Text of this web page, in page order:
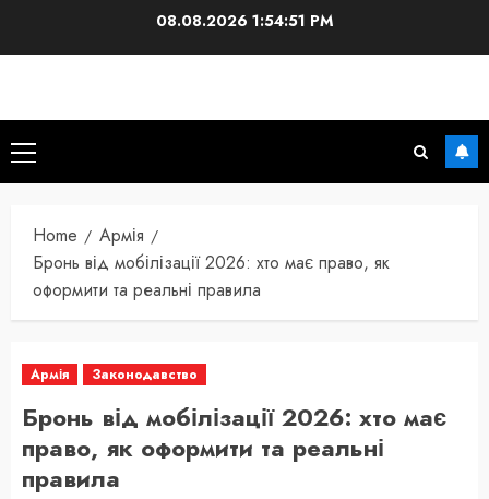
08.08.2026 1:54:52 PM
Primary
Menu
Home
Армія
Бронь від мобілізації 2026: хто має право, як
оформити та реальні правила
Армія Законодавство
Бронь від мобілізації 2026: хто має
право, як оформити та реальні
правила